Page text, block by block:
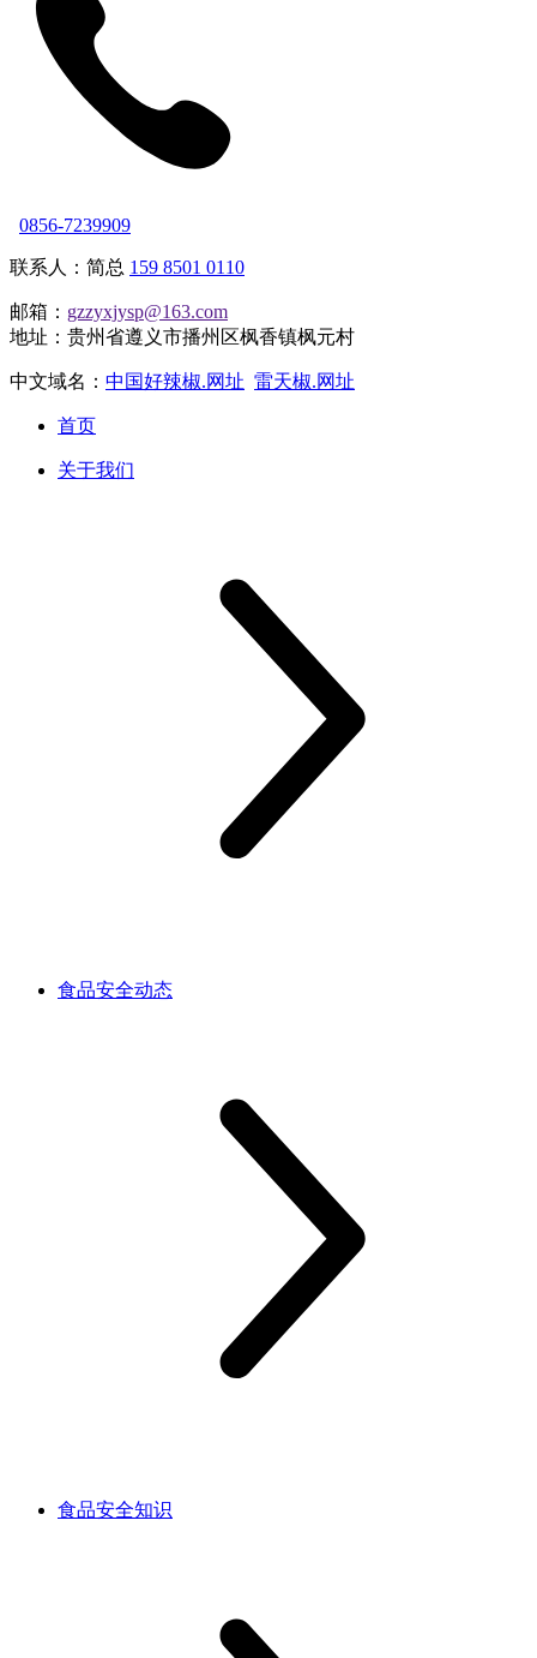
0856-7239909
联系人：简总 159 8501 0110
邮箱： gzzyxjysp@163.com
地址：贵州省遵义市播州区枫香镇枫元村
中文域名： 中国好辣椒.网址 雷天椒.网址
首页
关于我们
食品安全动态
食品安全知识